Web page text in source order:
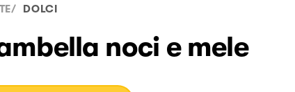
/ DOLCI
noci e mele